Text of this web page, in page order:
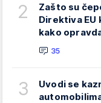
2
Zašto su
Direktiva EU
kako
35
3
Uvodi se